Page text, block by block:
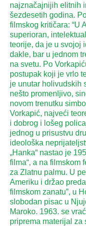
najznačajnijih elitnih
šezdesetih godina.
filmskog kritičara: “U
superioran,
teorije, da je u svojoj
dakle, bar u jednom
na svetu. Po
postupak koji je vrlo
je unutar holivudskih
nešto promenljivo,
novom trenutku
Vorkapić, najveći
i dobrog i lošeg
jednog u prisustvu
ideološka
„Hanka“ nastao je
filma“, a na filmskom
za Zlatnu palmu. U
Ameriku i držao
filmskom zanatu”, u
slobodan pisac u
Maroko. 1963. se
priprema materijal za